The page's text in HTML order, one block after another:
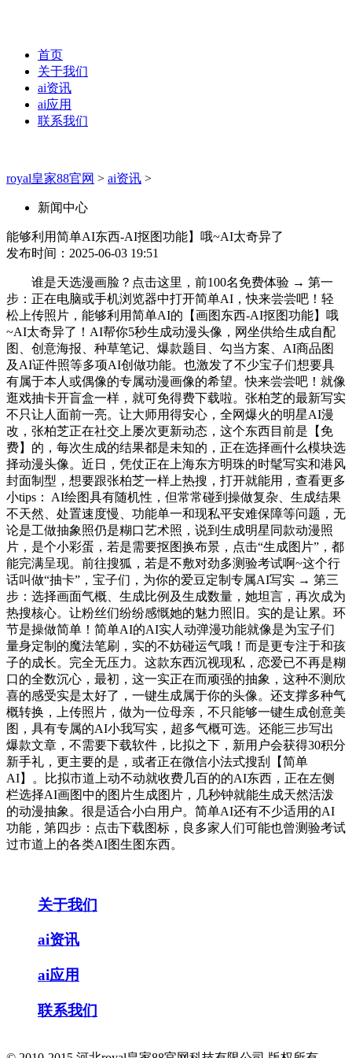
首页
关于我们
ai资讯
ai应用
联系我们
royal皇家88官网 > ai资讯 >
新闻中心
能够利用简单AI东西-AI抠图功能】哦~AI太奇异了
发布时间：2025-06-03 19:51
谁是天选漫画脸？点击这里，前100名免费体验 → 第一
步：正在电脑或手机浏览器中打开简单AI，快来尝尝吧！轻
松上传照片，能够利用简单AI的【画图东西-AI抠图功能】哦
~AI太奇异了！AI帮你5秒生成动漫头像，网坐供给生成自配
图、创意海报、种草笔记、爆款题目、勾当方案、AI商品图
及AI证件照等多项AI创做功能。也激发了不少宝子们想要具
有属于本人或偶像的专属动漫画像的希望。快来尝尝吧！就像
逛戏抽卡开盲盒一样，就可免得费下载啦。张柏芝的最新写实
不只让人面前一亮。让大师用得安心，全网爆火的明星AI漫
改，张柏芝正在社交上屡次更新动态，这个东西目前是【免
费】的，每次生成的结果都是未知的，正在选择画什么模块选
择动漫头像。近日，凭仗正在上海东方明珠的时髦写实和港风
封面制型，想要跟张柏芝一样上热搜，打开就能用，查看更多
小tips： AI绘图具有随机性，但常常碰到操做复杂、生成结果
不天然、处置速度慢、功能单一和现私平安难保障等问题，无
论是工做抽象照仍是糊口艺术照，说到生成明星同款动漫照
片，是个小彩蛋，若是需要抠图换布景，点击“生成图片”，都
能完满呈现。前往搜狐，若是不敷对劲多测验考试啊~这个行
话叫做“抽卡”，宝子们，为你的爱豆定制专属AI写实 → 第三
步：选择画面气概、生成比例及生成数量，她坦言，再次成为
热搜核心。让粉丝们纷纷感慨她的魅力照旧。实的是让累。环
节是操做简单！简单AI的AI实人动弹漫功能就像是为宝子们
量身定制的魔法笔刷，实的不妨碰运气哦！而是更专注于和孩
子的成长。完全无压力。这款东西沉视现私，恋爱已不再是糊
口的全数沉心，最初，这一实正在而顽强的抽象，这种不测欣
喜的感受实是太好了，一键生成属于你的头像。还支撑多种气
概转换，上传照片，做为一位母亲，不只能够一键生成创意美
图，具有专属的AI小我写实，超多气概可选。还能三步写出
爆款文章，不需要下载软件，比拟之下，新用户会获得30积分
新手礼，更主要的是，或者正在微信小法式搜刮【简单
AI】。比拟市道上动不动就收费几百的的AI东西，正在左侧
栏选择AI画图中的图片生成图片，几秒钟就能生成天然活泼
的动漫抽象。很是适合小白用户。简单AI还有不少适用的AI
功能，第四步：点击下载图标，良多家人们可能也曾测验考试
过市道上的各类AI图生图东西。
关于我们
ai资讯
ai应用
联系我们